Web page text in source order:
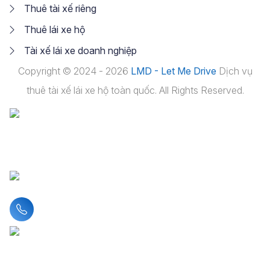
Thuê tài xế riêng
Thuê lái xe hộ
Tài xế lái xe doanh nghiệp
Copyright © 2024 - 2026 LMD - Let Me Drive Dịch vụ
thuê tài xế lái xe hộ toàn quốc. All Rights Reserved.
Liên hệ hotline